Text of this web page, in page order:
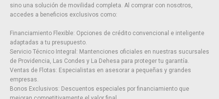
sino una solución de movilidad completa. Al comprar con nosotros,
accedes a beneficios exclusivos como:
Financiamiento Flexible: Opciones de crédito convencional e inteligente
adaptadas a tu presupuesto.
Servicio Técnico Integral: Mantenciones oficiales en nuestras sucursales
de Providencia, Las Condes y La Dehesa para proteger tu garantía.
Ventas de Flotas: Especialistas en asesorar a pequeñas y grandes
empresas.
Bonos Exclusivos: Descuentos especiales por financiamiento que